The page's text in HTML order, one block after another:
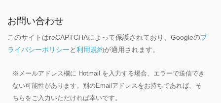
お問い合わせ
このサイトはreCAPTCHAによって保護されており、Googleのプ
ライバシーポリシーと利用規約が適用されます。
※メールアドレス欄に Hotmail を入力する場合、エラーで送信でき
ない可能性があります。別のEmailアドレスをお持ちであれば、そ
ちらをご入力いただければ幸いです。